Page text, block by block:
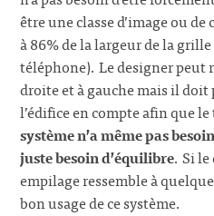
être une classe d’image ou
à 86% de la largeur de la
téléphone). Le designer peut
droite et à gauche mais il doit
l’édifice en compte afin que
système n’a même pas
juste besoin d’équilibre. Si
empilage ressemble à
bon usage de ce système.